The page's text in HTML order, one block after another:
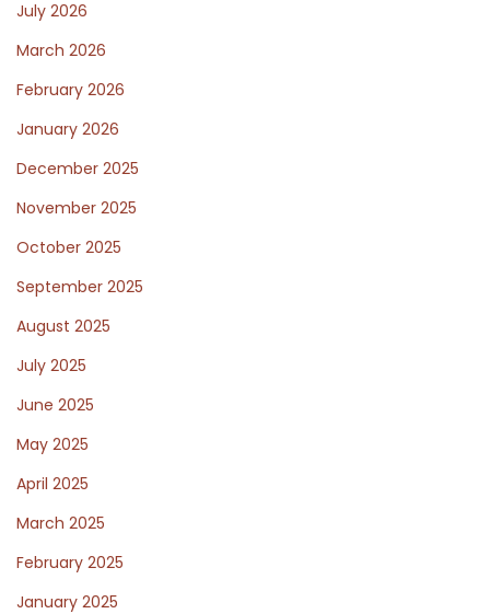
é
k
r
é
s
e
t
e
l
e
July 2026
March 2026
February 2026
January 2026
December 2025
November 2025
October 2025
September 2025
August 2025
July 2025
June 2025
May 2025
April 2025
March 2025
February 2025
January 2025